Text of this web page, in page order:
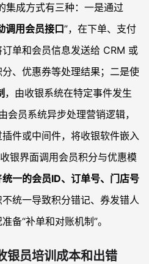
集成方式有三种：一是通过
调用会员接口”，在下单、支付
单和会员信息发送给 CRM 或
、优惠券等处理结果；二是使
，由收银系统在特定事件发生
会员系统异步处理营销逻辑，
件或中间件，将收银软件嵌入
银界面调用会员积分与优惠模
统一的会员ID、订单号、门店号
统一导致积分错记、券发错人
备“补单和对账机制”。
银员培训成本和出错